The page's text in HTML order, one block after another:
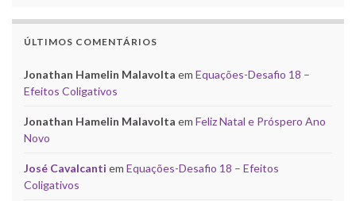
ÚLTIMOS COMENTÁRIOS
Jonathan Hamelin Malavolta em Equações-Desafio 18 –
Efeitos Coligativos
Jonathan Hamelin Malavolta em Feliz Natal e Próspero Ano
Novo
José Cavalcanti em Equações-Desafio 18 – Efeitos
Coligativos